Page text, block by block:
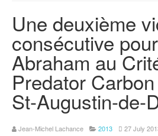
Une deuxième
consécutive
Abraham au
Predator
St-Augustin-de-
Jean-Michel Lachance 2013 27 July